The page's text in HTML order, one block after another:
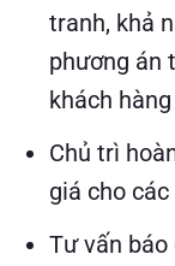
tranh, khả
phương án
khách
Chủ trì
giá cho
Tư vấn